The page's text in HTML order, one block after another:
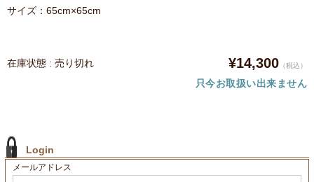
サイズ：65cm×65cm
在庫状態 : 売り切れ ¥14,300 （税込）
只今お取扱い出来ません
Login
メールアドレス